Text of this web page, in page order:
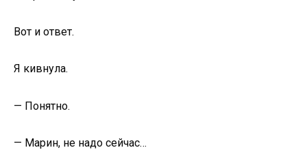
Вот и ответ.
Я кивнула.
— Понятно.
— Марин, не надо сейчас…